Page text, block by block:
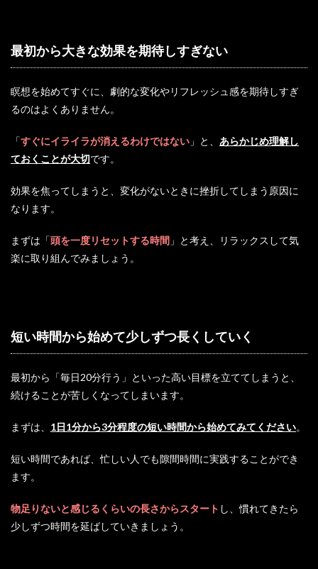
最初から大きな効果を期待しすぎない
瞑想を始めてすぐに、劇的な変化やリフレッシュ感を期待しすぎ
るのはよくありません。
「すぐにイライラが消えるわけではない 」と、 あらかじめ理解し
ておくことが大切です。
効果を焦ってしまうと、変化がないときに挫折してしまう原因に
なります。
まずは「頭を一度リセットする時間 」と考え、リラックスして気
楽に取り組んでみましょう。
短い時間から始めて少しずつ長くしていく
最初から「毎日20分行う」といった高い目標を立ててしまうと、
続けることが苦しくなってしまいます。
まずは、 1日1分から3分程度の短い時間から始めてみてください。
短い時間であれば、忙しい人でも隙間時間に実践することができ
ます。
物足りないと感じるくらいの長さからスタート し、慣れてきたら
少しずつ時間を延ばしていきましょう。